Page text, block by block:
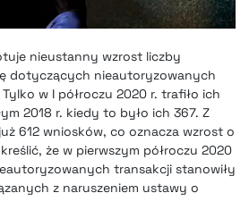
nieustanny wzrost liczby
dotyczących nieautoryzowanych
w I półroczu 2020 r. trafiło ich
2018 r. kiedy to było ich 367. Z
612 wniosków, co oznacza wzrost o
że w pierwszym półroczu 2020
transakcji stanowiły
z naruszeniem ustawy o